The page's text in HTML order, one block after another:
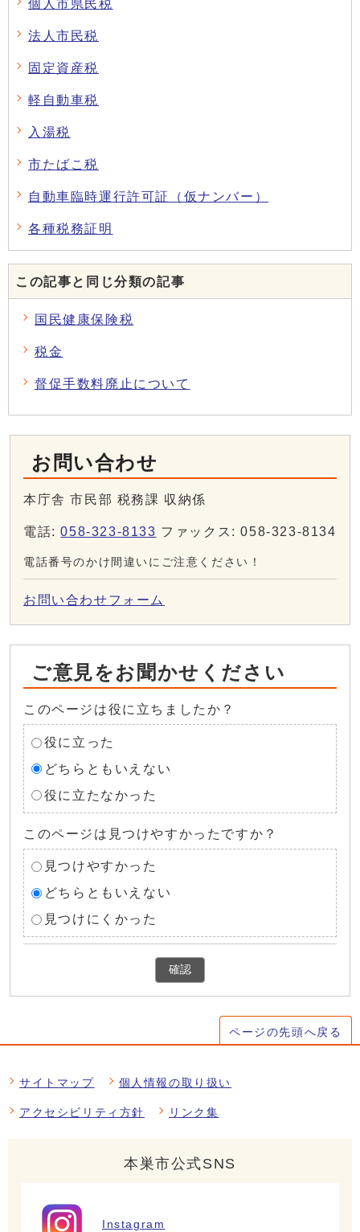
個人市県民税
法人市民税
固定資産税
軽自動車税
入湯税
市たばこ税
自動車臨時運行許可証（仮ナンバー）
各種税務証明
この記事と同じ分類の記事
国民健康保険税
税金
督促手数料廃止について
お問い合わせ
本庁舎 市民部 税務課 収納係
電話:058-323-8133 ファックス: 058-323-8134
電話番号のかけ間違いにご注意ください！
お問い合わせフォーム
ご意見をお聞かせください
このページは役に立ちましたか？
役に立った
どちらともいえない
役に立たなかった
このページは見つけやすかったですか？
見つけやすかった
どちらともいえない
見つけにくかった
確認
ページの先頭へ戻る
サイトマップ 個人情報の取り扱い
アクセシビリティ方針 リンク集
本巣市公式SNS
Instagram